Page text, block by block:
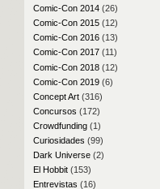
Comic-Con 2014(26)
Comic-Con 2015(12)
Comic-Con 2016(13)
Comic-Con 2017(11)
Comic-Con 2018(12)
Comic-Con 2019(6)
Concept Art(316)
Concursos (172)
Crowdfunding(1)
Curiosidades (99)
Dark Universe(2)
El Hobbit(153)
Entrevistas (16)